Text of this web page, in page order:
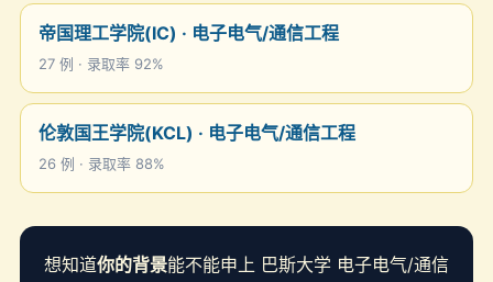
帝国理工学院(IC) · 电子电气/通信工程
27 例 · 录取率 92%
伦敦国王学院(KCL) · 电子电气/通信工程
26 例 · 录取率 88%
想知道你的背景能不能申上 巴斯大学 电子电气/通信